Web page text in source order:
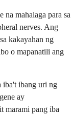
mahalaga para sa
nerves. Ang
kakayahan ng
o mapanatili ang
iba't ibang uri ng
ay
marami pang iba